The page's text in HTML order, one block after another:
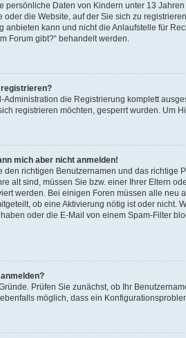
persönliche Daten von Kindern unter 13
oder die Website, auf der Sie sich zu
anbieten kann und nicht die Anlaufstelle für
Forum gibt?“ behandelt werden.
Administration die Registrierung komplett
registrieren möchten, gesperrt wurden. Um
mich aber nicht anmelden!
den richtigen Benutzernamen und das
alt sind, müssen Sie bzw. einer Ihrer Eltern
werden. Bei einigen Foren müssen alle
ob eine Aktivierung nötig ist oder
oder die E-Mail von einem Spam-Filter
Prüfen Sie zunächst, ob Ihr
möglich, dass ein